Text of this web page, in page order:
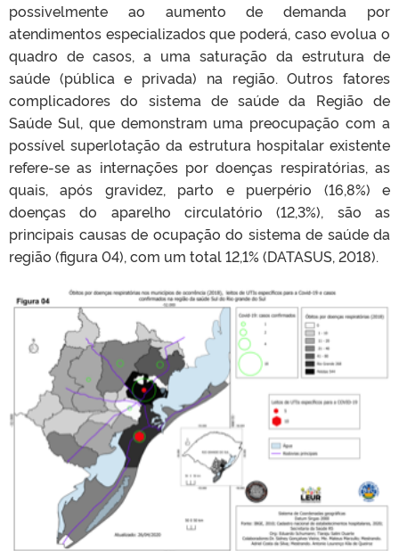
possivelmente ao aumento de demanda por
atendimentos especializados que poderá, caso evolua o
quadro de casos, a uma saturação da estrutura de
saúde (pública e privada) na região. Outros fatores
complicadores do sistema de saúde da Região de
Saúde Sul, que demonstram uma preocupação com a
possível superlotação da estrutura hospitalar existente
refere-se as internações por doenças respiratórias, as
quais, após gravidez, parto e puerpério (16,8%) e
doenças do aparelho circulatório (12,3%), são as
principais causas de ocupação do sistema de saúde da
região (figura 04), com um total 12,1% (DATASUS, 2018).